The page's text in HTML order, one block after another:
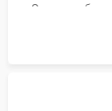
Оценка работы
Измерение